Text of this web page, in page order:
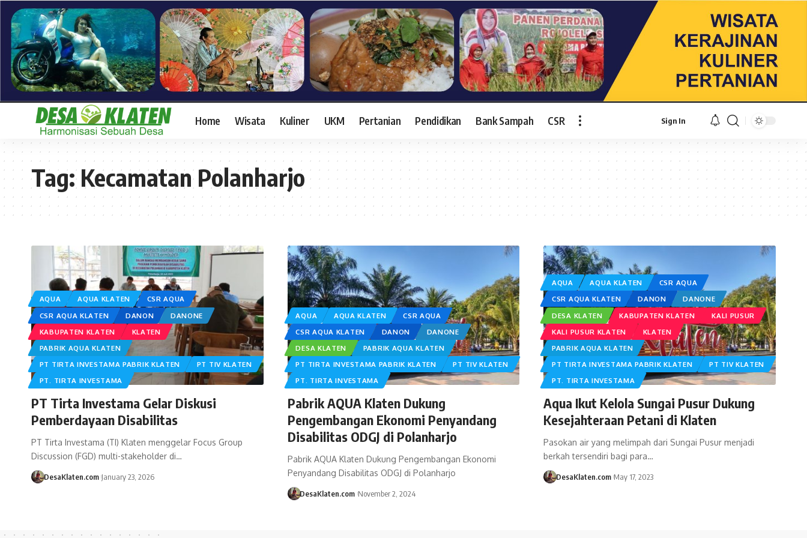
Home Wisata Kuliner UKM Pertanian Pendidikan Bank Sampah CSR Sign In
Tag:Kecamatan Polanharjo
AQUA AQUA KLATEN
CSR AQUA
CSR AQUA KLATEN
DANON
DANONE
KABUPATEN KLATEN
KLATEN
PABRIK AQUA KLATEN
PT TIRTA INVESTAMA PABRIK KLATEN
PT TIV KLATEN
PT. TIRTA INVESTAMA
PT Tirta Investama Gelar Diskusi
Pemberdayaan Disabilitas
PT Tirta Investama (TI) Klaten menggelar Focus Group
Discussion (FGD) multi-stakeholder di…
DesaKlaten.com January 23, 2026
AQUA AQUA KLATEN
CSR AQUA
CSR AQUA KLATEN
DANON
DANONE
DESA KLATEN
PABRIK AQUA KLATEN
PT TIRTA INVESTAMA PABRIK KLATEN
PT TIV KLATEN
PT. TIRTA INVESTAMA
Pabrik AQUA Klaten Dukung
Pengembangan Ekonomi Penyandang
Disabilitas ODGJ di Polanharjo
Pabrik AQUA Klaten Dukung Pengembangan Ekonomi
Penyandang Disabilitas ODGJ di Polanharjo
DesaKlaten.com November 2, 2024
AQUA AQUA KLATEN
CSR AQUA
CSR AQUA KLATEN
DANON
DANONE
DESA KLATEN
KABUPATEN KLATEN
KALI PUSUR
KALI PUSUR KLATEN
KLATEN
PABRIK AQUA KLATEN
PT TIRTA INVESTAMA PABRIK KLATEN
PT TIV KLATEN
PT. TIRTA INVESTAMA
Aqua Ikut Kelola Sungai Pusur Dukung
Kesejahteraan Petani di Klaten
Pasokan air yang melimpah dari Sungai Pusur menjadi
berkah tersendiri bagi para…
DesaKlaten.com May 17, 2023